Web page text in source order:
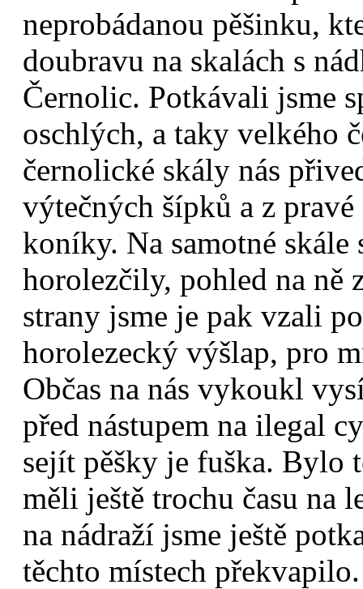
neprobádanou pěšinku,
doubravu na skalách s
Černolic. Potkávali jsme
oschlých, a taky velkého
černolické skály nás
výtečných šípků a z
koníky. Na samotné skále
horolezčily, pohled na ně
strany jsme je pak vzali
horolezecký výšlap, pro
Občas na nás vykoukl
před nástupem na ilegal
sejít pěšky je fuška. Bylo
měli ještě trochu času na
na nádraží jsme ještě
těchto místech